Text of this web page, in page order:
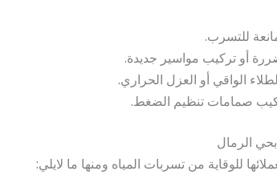
للتسرب.
أو تركيب مواسير جديدة.
الواقي أو العزل الحراري.
صمامات تنظيم الضغط.
الرمال
للوقاية من تسربات المياه ومنها ما لايلي: